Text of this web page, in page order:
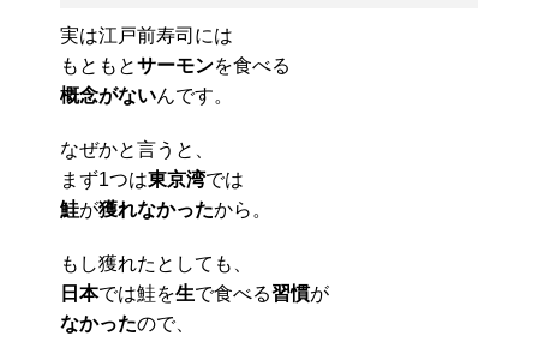
実は江戸前寿司には
もともとサーモンを食べる
概念がないんです。
なぜかと言うと、
まず1つは東京湾では
鮭が獲れなかったから。
もし獲れたとしても、
日本では鮭を生で食べる習慣が
なかったので、